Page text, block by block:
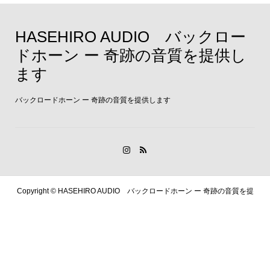
HASEHIRO AUDIO バックロー
ドホーン ー 奇跡の音質を提供し
ます
バックロードホーン ー 奇跡の音質を提供します
Copyright ©HASEHIRO AUDIO バックロードホーン ー 奇跡の音質を提